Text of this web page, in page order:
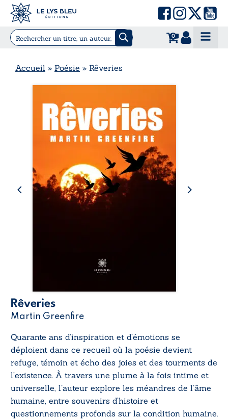
0
Accueil » Poésie » Rêveries
Rêveries
Martin Greenfire
Quarante ans d’inspiration et d’émotions se
déploient dans ce recueil où la poésie devient
refuge, témoin et écho des joies et des tourments de
l’existence. À travers une plume à la fois intime et
universelle, l’auteur explore les méandres de l’âme
humaine, entre souvenirs d’histoire et
questionnements profonds sur la condition humaine.